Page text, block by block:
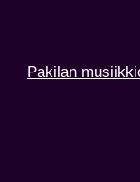
Pakilan